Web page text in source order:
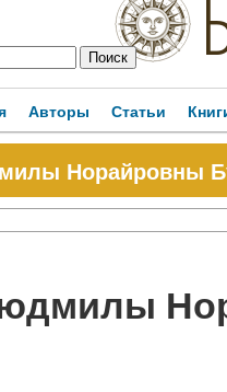
Авторы Статьи
Норайровны